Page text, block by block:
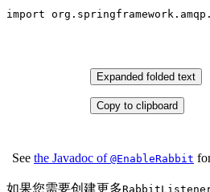
import
Expanded folded text
Copy to clipboard
See the Javadoc of @EnableRabbit
如果您需要创建更多